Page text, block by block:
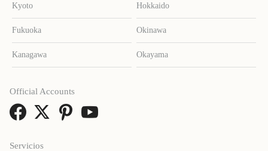
Kyoto Hokkaido
Fukuoka Okinawa
Kanagawa Okayama
Servicios
Official Accounts